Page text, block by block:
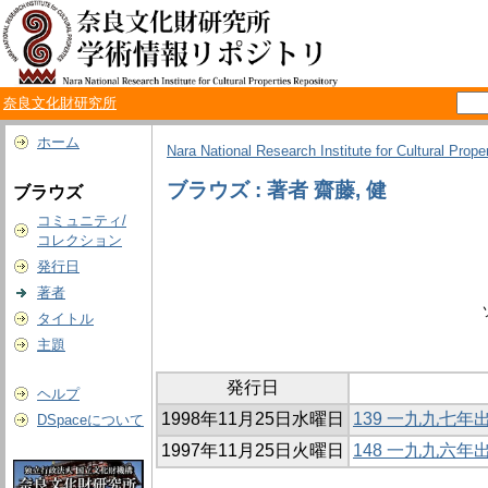
奈良文化財研究所
ホーム
ブラウズ
コミュニティ/
コレクション
発行日
著者
タイトル
主題
ヘルプ
DSpaceについて
Nara National Research Institute for Cultural
ブラウズ : 著者 齋藤, 健
発行日
1998年11月25日水曜日
139 一九九七年
1997年11月25日火曜日
148 一九九六年